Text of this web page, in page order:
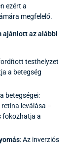
ezért a
megfelelő.
ajánlott az alábbi
testhelyzet
a betegség
betegségei:
leválása –
fokozhatja a
: Az inverziós